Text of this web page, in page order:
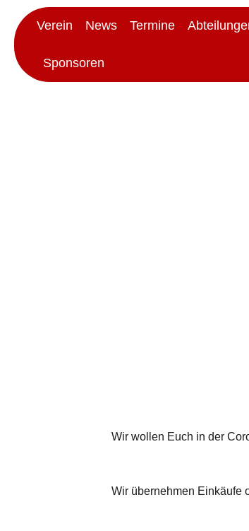
Verein News Termine
Sponsoren
Wir wollen Euch in der
Wir übernehmen Einkäufe